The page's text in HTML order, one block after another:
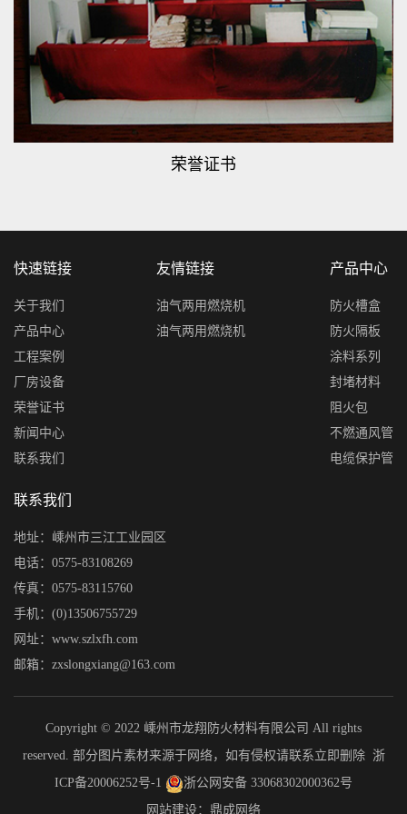
荣誉证书
快速链接
关于我们
产品中心
工程案例
厂房设备
荣誉证书
新闻中心
联系我们
友情链接
油气两用燃烧机
油气两用燃烧机
产品中心
防火槽盒
防火隔板
涂料系列
封堵材料
阻火包
不燃通风管
电缆保护管
联系我们
地址：嵊州市三江工业园区
电话：0575-83108269
传真：0575-83115760
手机：(0)13506755729
网址：www.szlxfh.com
邮箱：zxslongxiang@163.com
Copyright © 2022 嵊州市龙翔防火材料有限公司 All rights
reserved. 部分图片素材来源于网络，如有侵权请联系立即删除 浙
ICP备20006252号-1
浙公网安备 33068302000362号
网站建设：鼎成网络